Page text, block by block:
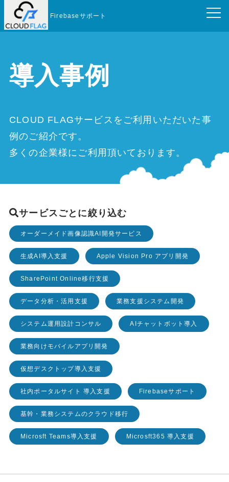
Firebaseサポート
導入事例
CLOUD FLAGサービスをご利用いただいた事
例のご紹介です。
多くの企業様にご利用頂いております。
サービスごとに絞り込む
オーダーメイド画像認識AI開発サービス
生成AI導入支援 Apple Vision Pro アプリ開発
SharePoint Online移行支援
データ分析・活用支援 業務支援システム開発
システム運用設計コンサル AIチャットボット導入
業務向けモバイルアプリ開発
仮想デスクトップ導入支援
社内ポータルサイト 導入支援 Firebaseサポート
基幹・業務システムのクラウド移行
Microsft Teams導入支援 Microsft365 導入支援